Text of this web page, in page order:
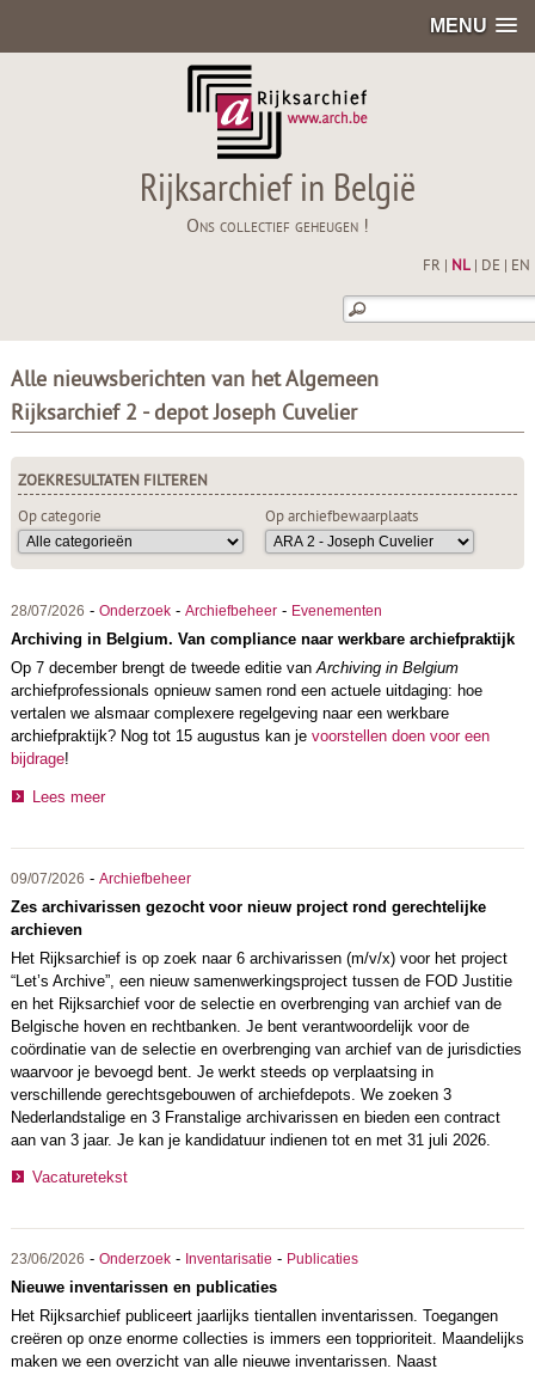
MENU
Rijksarchief in België
Ons collectief geheugen !
FR NL| DE EN
Alle nieuwsberichten van het Algemeen
Rijksarchief 2 - depot Joseph Cuvelier
ZOEKRESULTATEN FILTEREN
Op categorie
Op archiefbewaarplaats
28/07/2026 - Onderzoek- Archiefbeheer- Evenementen
Archiving in Belgium. Van compliance naar werkbare archiefpraktijk
Op 7 december brengt de tweede editie vanArchiving in Belgium
archiefprofessionals opnieuw samen rond een actuele uitdaging: hoe
vertalen we alsmaar complexere regelgeving naar een werkbare
archiefpraktijk? Nog tot 15 augustus kan je voorstellen doen voor een
bijdrage!
Lees meer
09/07/2026 - Archiefbeheer
Zes archivarissen gezocht voor nieuw project rond gerechtelijke
archieven
Het Rijksarchief is op zoek naar 6 archivarissen (m/v/x) voor het project
“Let’s Archive”, een nieuw samenwerkingsproject tussen de FOD Justitie
en het Rijksarchief voor de selectie en overbrenging van archief van de
Belgische hoven en rechtbanken. Je bent verantwoordelijk voor de
coördinatie van de selectie en overbrenging van archief van de jurisdicties
waarvoor je bevoegd bent. Je werkt steeds op verplaatsing in
verschillende gerechtsgebouwen of archiefdepots. We zoeken 3
Nederlandstalige en 3 Franstalige archivarissen en bieden een contract
aan van 3 jaar. Je kan je kandidatuur indienen tot en met 31 juli 2026.
Vacaturetekst
23/06/2026 - Onderzoek- Inventarisatie - Publicaties
Nieuwe inventarissen en publicaties
Het Rijksarchief publiceert jaarlijks tientallen inventarissen. Toegangen
creëren op onze enorme collecties is immers een topprioriteit. Maandelijks
maken we een overzicht van alle nieuwe inventarissen. Naast